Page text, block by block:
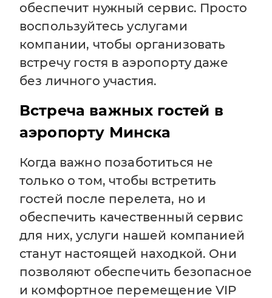
обеспечит нужный сервис. Просто
воспользуйтесь услугами
компании, чтобы организовать
встречу гостя в аэропорту даже
без личного участия.
Встреча важных гостей в
аэропорту Минска
Когда важно позаботиться не
только о том, чтобы встретить
гостей после перелета, но и
обеспечить качественный сервис
для них, услуги нашей компанией
станут настоящей находкой. Они
позволяют обеспечить безопасное
и комфортное перемещение VIP